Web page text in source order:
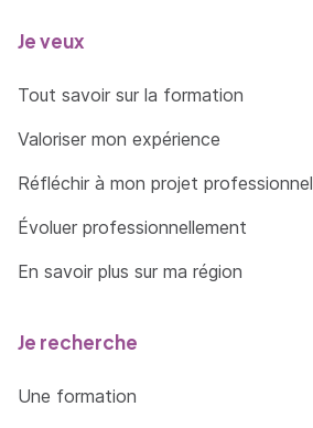
Je veux
Tout savoir sur la formation
Valoriser mon expérience
Réfléchir à mon projet professionnel
Évoluer professionnellement
En savoir plus sur ma région
Je recherche
Une formation